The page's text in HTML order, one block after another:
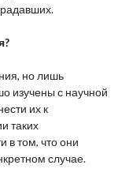
но лишь
изучены с научной
их к
таких
в том, что они
случае.